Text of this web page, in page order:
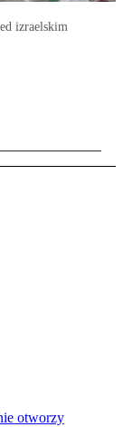
izraelskim
otworzy